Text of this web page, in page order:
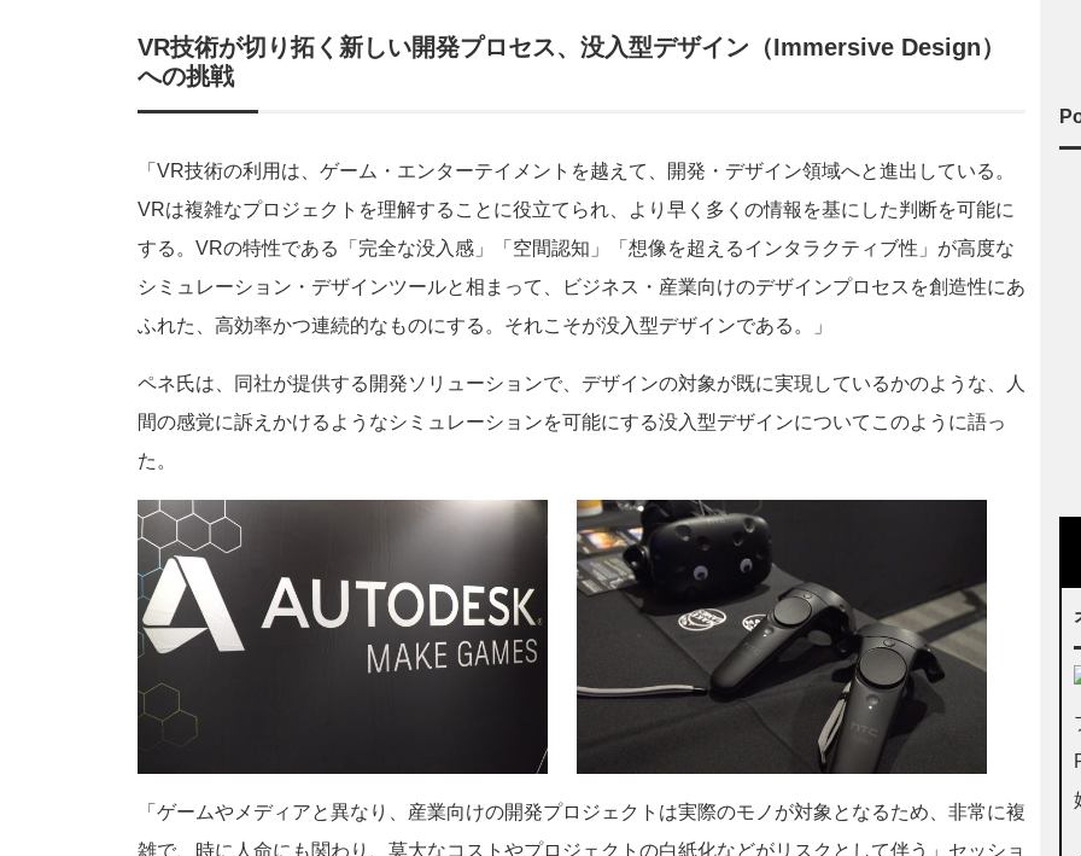
VR技術が切り拓く新しい開発プロセス、没入型デザイン（Immersive Design）
への挑戦
「VR技術の利用は、ゲーム・エンターテイメントを越えて、開発・デザイン領域へと進出している。
VRは複雑なプロジェクトを理解することに役立てられ、より早く多くの情報を基にした判断を可能に
する。VRの特性である「完全な没入感」「空間認知」「想像を超えるインタラクティブ性」が高度な
シミュレーション・デザインツールと相まって、ビジネス・産業向けのデザインプロセスを創造性にあ
ふれた、高効率かつ連続的なものにする。それこそが没入型デザインである。」
ペネ氏は、同社が提供する開発ソリューションで、デザインの対象が既に実現しているかのような、人
間の感覚に訴えかけるようなシミュレーションを可能にする没入型デザインについてこのように語っ
た。
「ゲームやメディアと異なり、産業向けの開発プロジェクトは実際のモノが対象となるため、非常に複
雑で、時に人命にも関わり、莫大なコストやプロジェクトの白紙化などがリスクとして伴う」セッショ